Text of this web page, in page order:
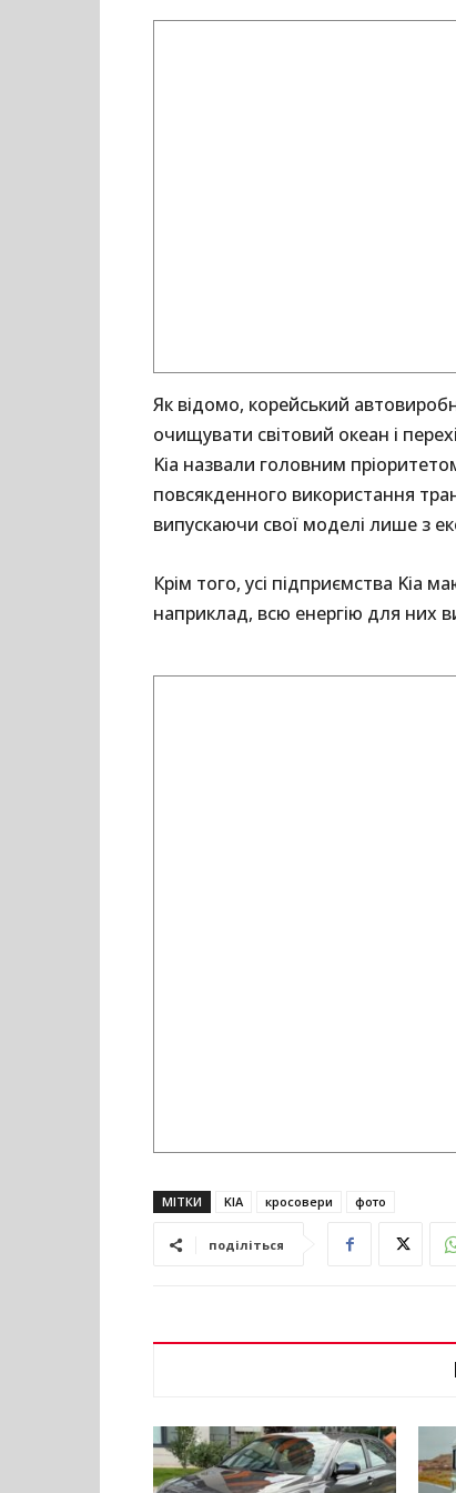
Як відомо, корейський
очищувати світовий океан і
Kia назвали головним
повсякденного використання
випускаючи свої моделі лише з
Крім того, усі підприємства Kia
наприклад, всю енергію для них
МІТКИ KIA кросовери фото
поділіться